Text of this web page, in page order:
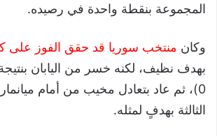
المجموعة بنقطة واحدة في رصيده.
وكان منتخب سوريا قد حقق الفوز على
0)، ثم عاد بتعادل مخيب من أمام
الثالثة بهدفٍ لمثله.